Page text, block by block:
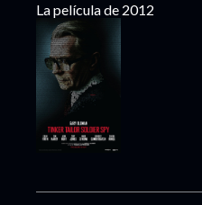
La película de 2012